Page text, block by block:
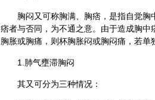
胸闷又可称胸满、胸痞，是指自觉胸
痞者与否同，为不通之意。由于造成胸
胸胀或胸痛，则杯胸胀闷或胸闷痛，若单
1.肺气壅滞胸闷
其又可分为三种情况：